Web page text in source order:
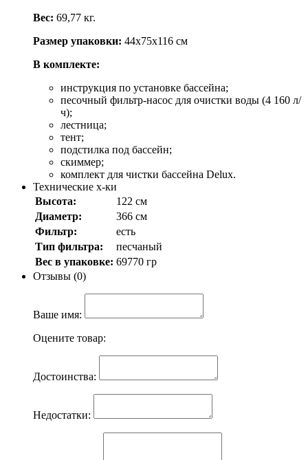
Вес: 69,77 кг.
Размер упаковки: 44х75х116 см
В комплекте:
инструкция по установке бассейна;
песочный фильтр-насос для очистки воды (4 160 л/
ч);
лестница;
тент;
подстилка под бассейн;
скиммер;
комплект для чистки бассейна Delux.
Технические х-ки
Высота:
122 см
Диаметр:
366 см
Фильтр:
есть
Тип фильтра:
песчаный
Вес в упаковке: 69770 гр
Отзывы (0)
Ваше имя:
Оцените товар:
Достоинства:
Недостатки: